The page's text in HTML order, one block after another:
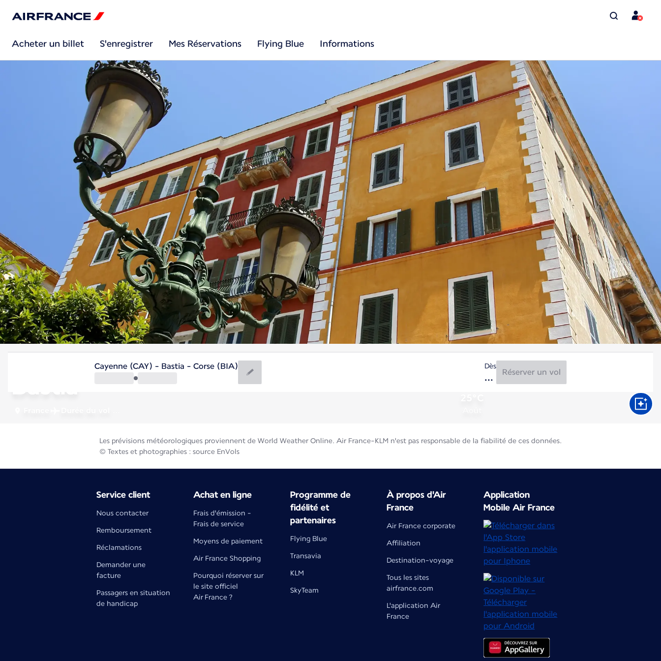
Acheter un billet S'enregistrer Mes Réservations Flying Blue Informations
Bastia
Cayenne (CAY) - Bastia - Corse (BIA) Dès
Réserver un vol
Les prévisions météorologiques proviennent de World Weather Online. Air France-KLM n'est pas responsable de la fiabilité de ces données.
© Textes et photographies : source EnVols
Service client
Nous contacter
Remboursement
Réclamations
Demander une
facture
Passagers en situation
de handicap
Achat en ligne
Frais d'émission -
Frais de service
Moyens de paiement
Air France Shopping
Pourquoi réserver sur
le site officiel
Air France ?
Programme de
fidélité et
partenaires
Flying Blue
Transavia
KLM
SkyTeam
À propos d'Air
France
Air France corporate
Affiliation
Destination-voyage
Tous les sites
airfrance.com
L'application Air
France
Application
Mobile Air France